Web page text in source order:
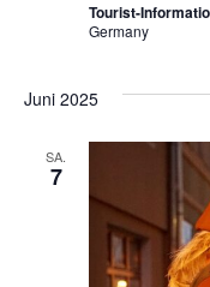
Tourist-
Germany
Juni 2025
SA.
7